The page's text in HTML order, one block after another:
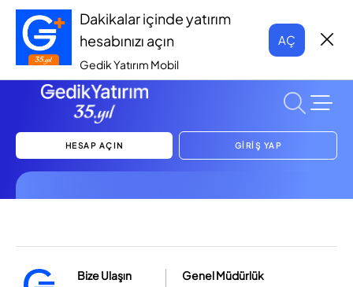
Dakikalar içinde yatırım
hesabınızı açın
Gedik Yatırım Mobil
AÇ
HESAP AÇIN GİRİŞ YAP
Bize Ulaşın
Genel Müdürlük